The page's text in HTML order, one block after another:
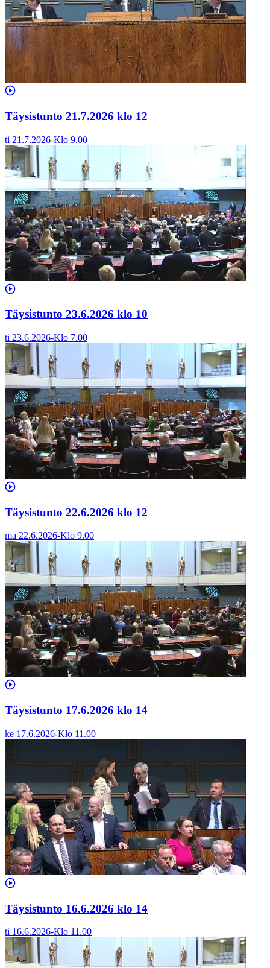
Täysistunto 21.7.2026 klo 12
ti 21.7.2026-Klo 9.00
Täysistunto 23.6.2026 klo 10
ti 23.6.2026-Klo 7.00
Täysistunto 22.6.2026 klo 12
ma 22.6.2026-Klo 9.00
Täysistunto 17.6.2026 klo 14
ke 17.6.2026-Klo 11.00
Täysistunto 16.6.2026 klo 14
ti 16.6.2026-Klo 11.00